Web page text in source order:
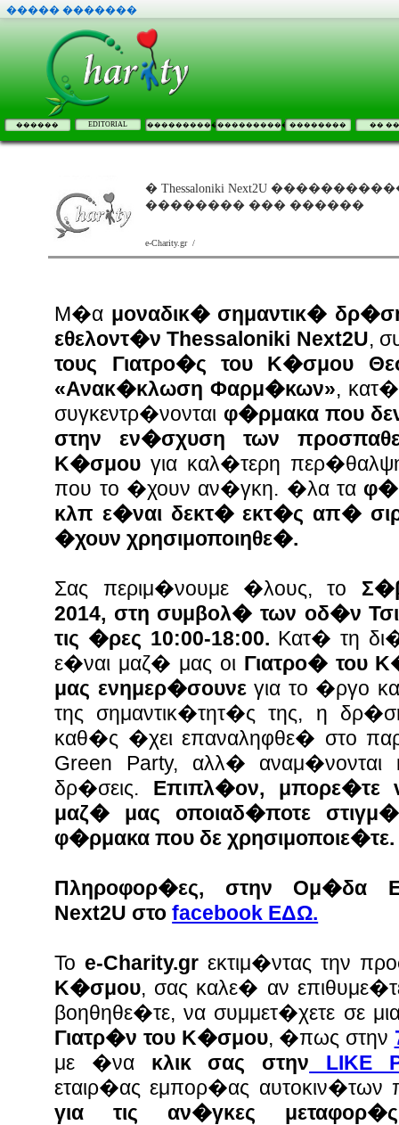
����� �������
������ EDITORIAL �������������������� �������� ��
� Thessaloniki Next2U
�������� ��� ������
e-Charity.gr /
Μ�α μοναδικ� σημαντικ�
εθελοντ�ν Thessaloniki Next2U,
τους Γιατρο�ς του Κ�σμου
«Ανακ�κλωση Φαρμ�κων»,
συγκεντρ�νονται φ�ρμακα που
στην εν�σχυση των
Κ�σμου για καλ�τερη
που το �χουν αν�γκη. �λα τα
κλπ ε�ναι δεκτ� εκτ�ς απ�
�χουν χρησιμοποιηθε�.
Σας περιμ�νουμε �λους, το
2014, στη συμβολ� των οδ�ν
τις �ρες 10:00-18:00. Κατ� τη
ε�ναι μαζ� μας οι Γιατρο� του
μας ενημερ�σουνεγια το �ργο
της σημαντικ�τητ�ς της, η
καθ�ς �χει επαναληφθε� στο
Green Party, αλλ� αναμ�νονται
δρ�σεις. Επιπλ�ον,
μαζ� μας οποιαδ�ποτε
φ�ρμακα που δε χρησιμοποιε�τε.
Πληροφορ�ες, στην Ομ�δα
Next2U στο facebook ΕΔΩ.
Το e-Charity.grεκτιμ�ντας την
Κ�σμου, σας καλε� αν
βοηθηθε�τε, να συμμετ�χετε σε
Γιατρ�ν του Κ�σμου, �πως στην
με �να κλικ σας στην LIKE
εταιρ�ας εμπορ�ας
για τις αν�γκες